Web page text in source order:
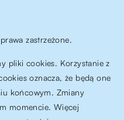
zastrzeżone.
pliki cookies. Korzystanie z
oznacza, że będą one
końcowym. Zmiany
momencie. Więcej